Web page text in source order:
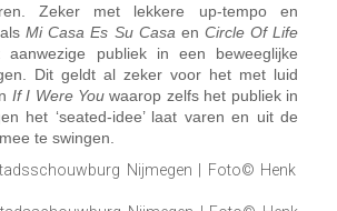
Zeker met lekkere up-tempo en
alsMi Casa Es Su Casa en Circle Of Life
aanwezige publiek in een beweeglijke
Dit geldt al zeker voor het met luid
If I Were You waarop zelfs het publiek in
het ‘seated-idee’ laat varen en uit de
te swingen.